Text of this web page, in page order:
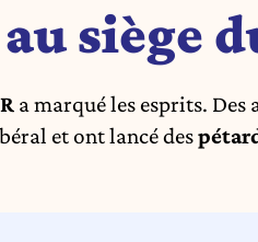
siège
a marqué les esprits. Des
et ont lancé des